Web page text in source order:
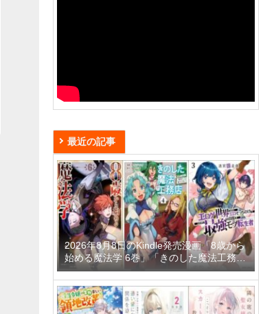
最近の記事
2026年8月8日のKindle発売漫画「8歳から
始める魔法学 6巻」「きのした魔法工務店
異世界工法で最強の家づくりを 4巻」「迷
宮狂走曲 3 ～エロゲ世界なのにエロそっ
ちのけでひたすら最強を目指すモブ転生者
～」など